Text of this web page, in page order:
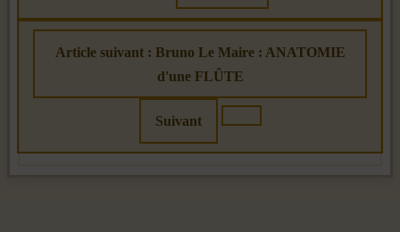
Article suivant : Bruno Le Maire : ANATOMIE
d'une FLÛTE
Suivant